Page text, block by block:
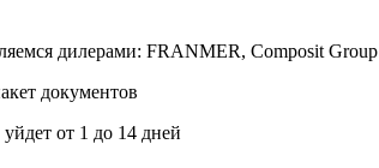
дилерами: FRANMER, Composit Group
документов
от 1 до 14 дней